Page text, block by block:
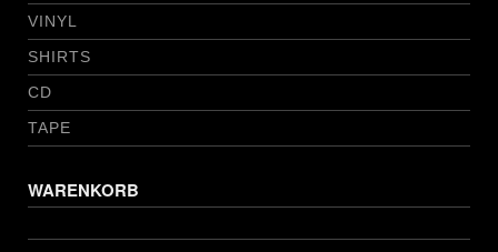
VINYL
SHIRTS
CD
TAPE
WARENKORB